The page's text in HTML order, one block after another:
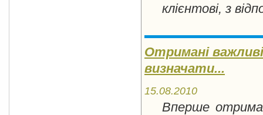
клієнтові, з
Отримані
визначати...
15.08.2010
Вперше